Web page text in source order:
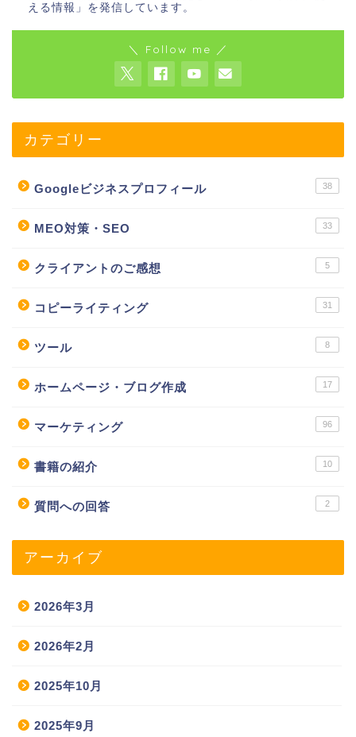
える情報」を発信しています。
＼ Follow me ／
カテゴリー
Googleビジネスプロフィール 38
MEO対策・SEO 33
クライアントのご感想 5
コピーライティング 31
ツール 8
ホームページ・ブログ作成 17
マーケティング 96
書籍の紹介 10
質問への回答 2
アーカイブ
2026年3月
2026年2月
2025年10月
2025年9月